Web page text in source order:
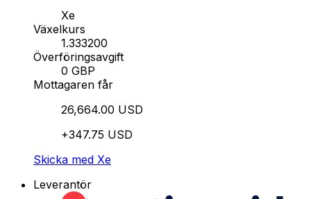
Xe
Växelkurs
1.333200
Överföringsavgift
0 GBP
Mottagaren får
26,664.00 USD
+347.75 USD
Skicka med Xe
Leverantör